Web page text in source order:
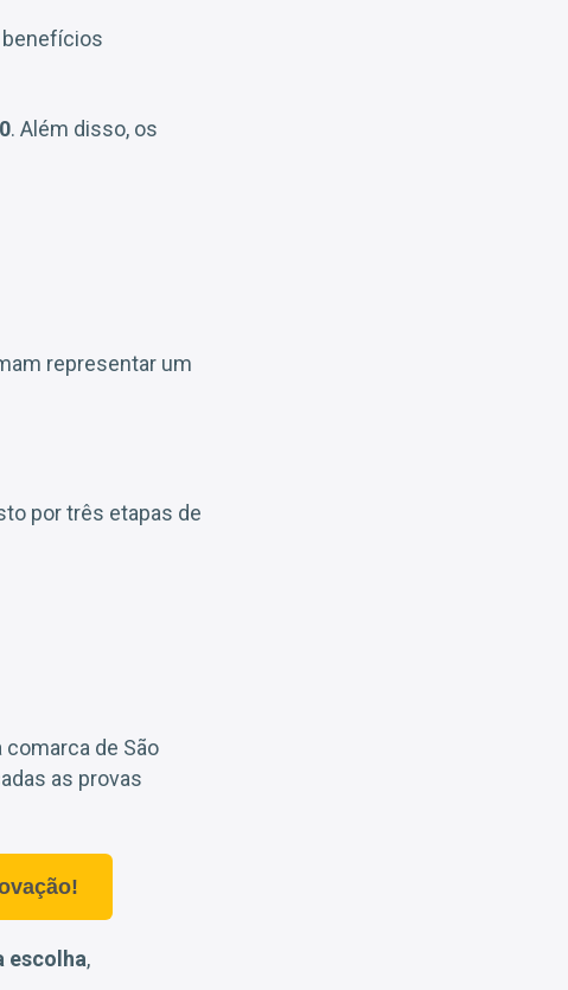
benefícios
. Além disso, os
representar um
por três etapas de
comarca de São
as provas
escolha,